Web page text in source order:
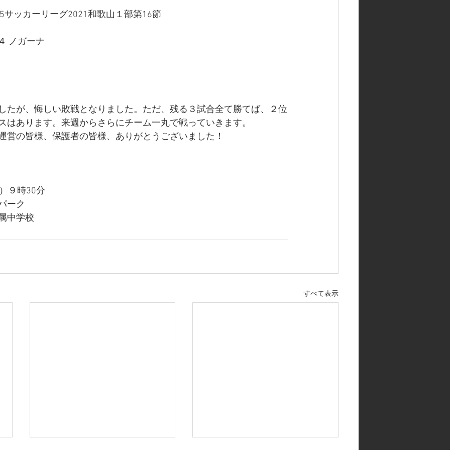
サッカーリーグ2021和歌山１部第16節
ノガーナ
たが、悔しい敗戦となりました。ただ、残る３試合全て勝てば、２位
はあります。来週からさらにチーム一丸で戦っていきます。
の皆様、保護者の皆様、ありがとうございました！
９時30分
ーク
中学校
すべて表示